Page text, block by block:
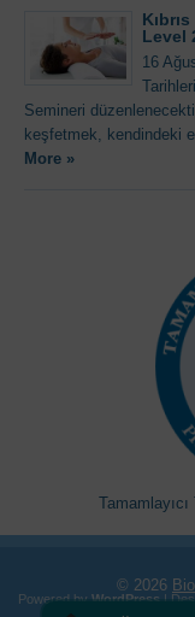
Level
16
Semineri
keşfetmek, kendindeki
More »
© 2026
Powered by WordPress|